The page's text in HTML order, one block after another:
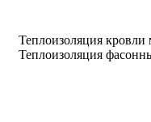
Теплоизоляция кровли
Теплоизоляция